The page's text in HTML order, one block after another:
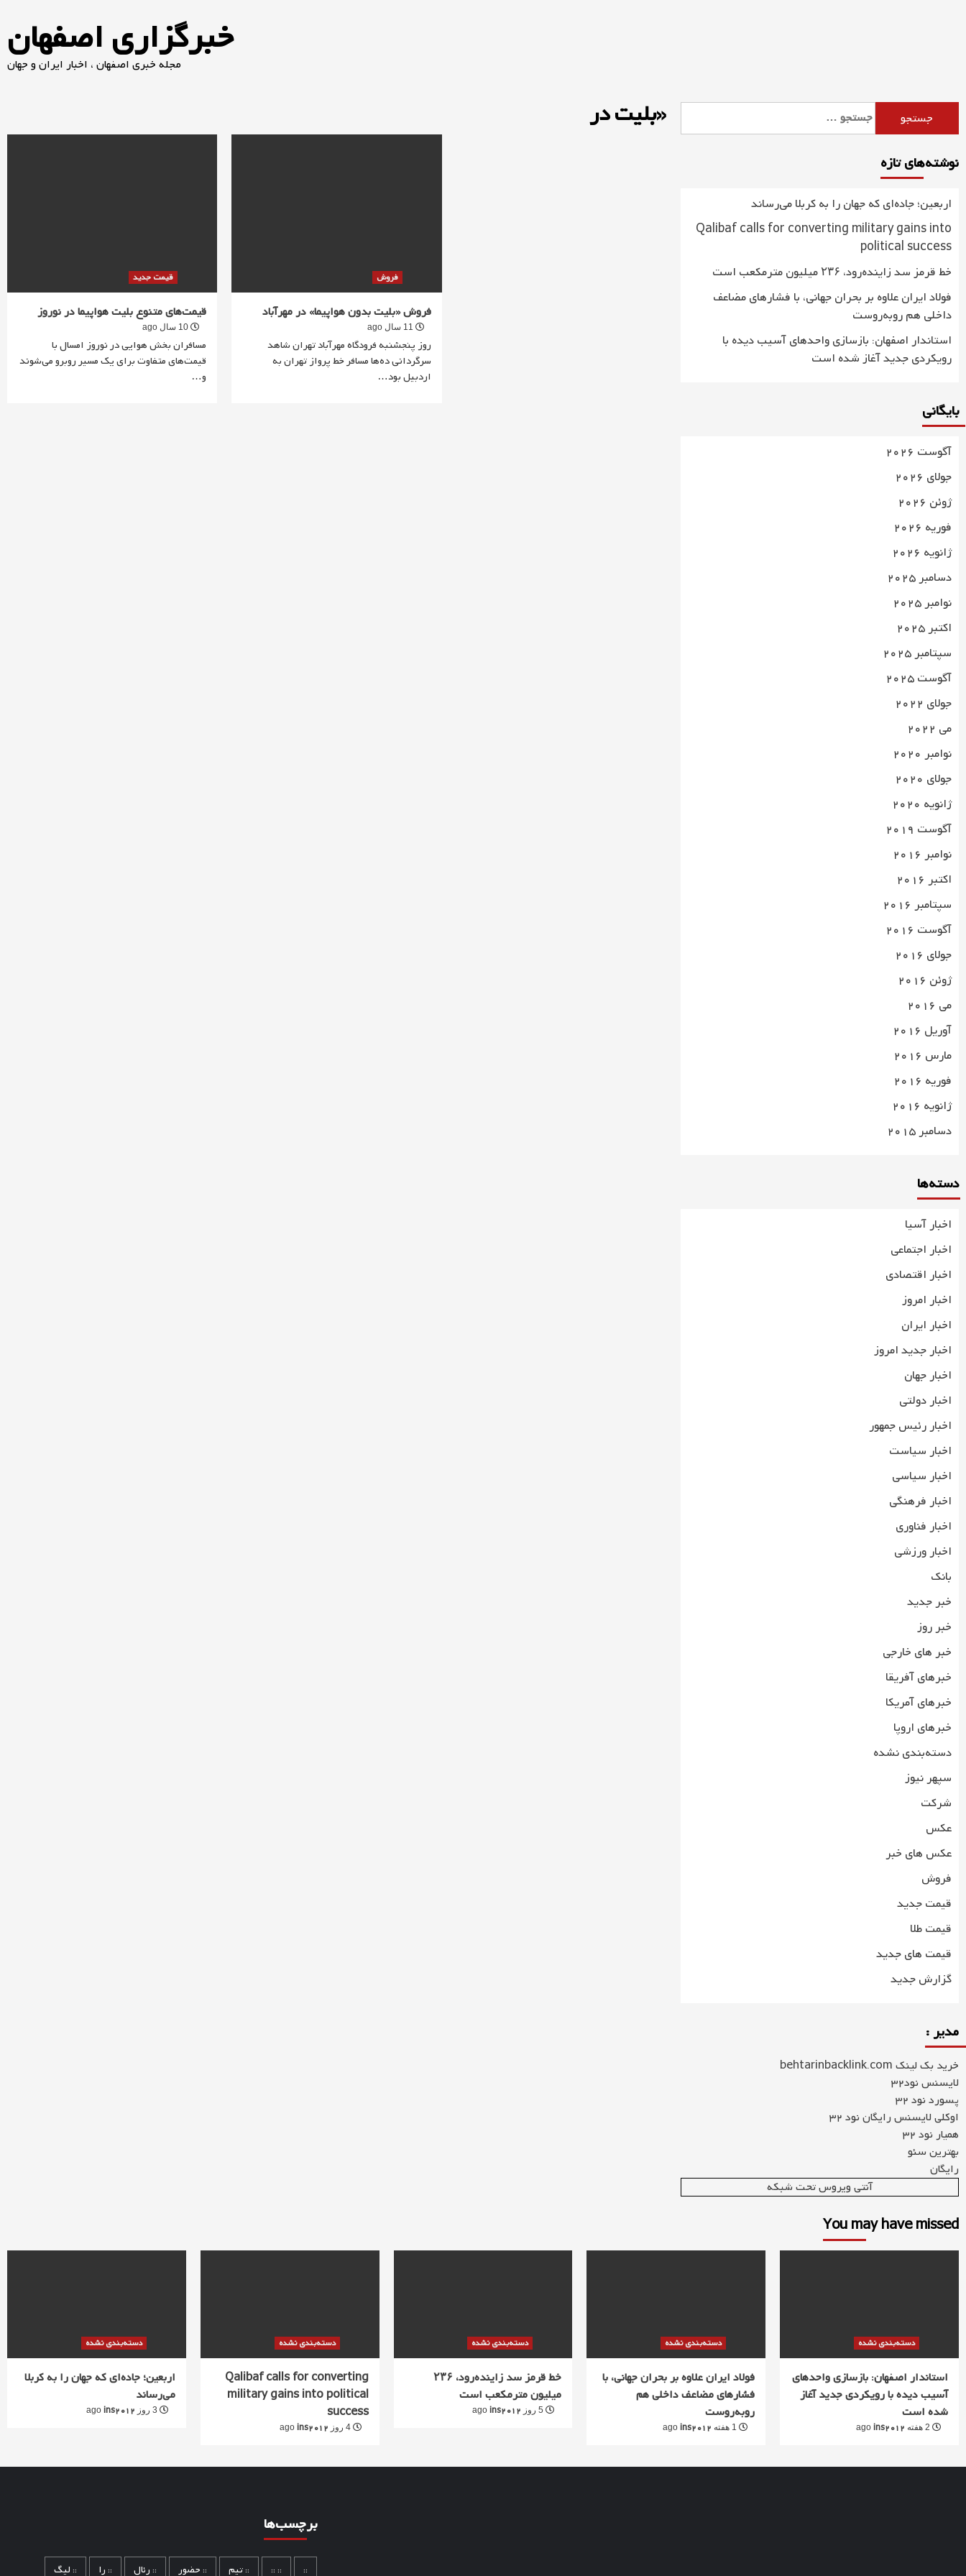
خبرگزاری اصفهان
مجله خبری اصفهان ، اخبار ایران و جهان
«بلیت در
قیمت جدید
قیمت‌های متنوع بلیت هواپیما در نوروز
10 سال ago
مسافران بخش هوایی در نوروز امسال با
قیمت‌های متفاوت برای یک مسیر روبرو می‌شوند
و…
فروش
فروش «بلیت بدون هواپیما» در مهرآباد
روز پنجشنبه فرودگاه مهرآباد تهران شاهد
سرگردانی ده‌ها مسافر خط پرواز تهران به
اردبیل بود…
برای:
نوشته‌های تازه
اربعین؛ جاده‌ای که جهان را به کربلا می‌رساند
Qalibaf calls for converting military gains into
political success
خط قرمز سد زاینده‌رود، ۲۳۶ میلیون مترمکعب است
فولاد ایران علاوه بر بحران جهانی، با فشارهای مضاعف
داخلی هم روبه‌روست
استاندار اصفهان: بازسازی واحدهای آسیب دیده با
رویکردی جدید آغاز شده است
بایگانی
آگوست 2026
جولای 2026
ژوئن 2026
فوریه 2026
ژانویه 2026
دسامبر 2025
نوامبر 2025
اکتبر 2025
سپتامبر 2025
آگوست 2025
جولای 2022
می 2022
نوامبر 2020
جولای 2020
ژانویه 2020
آگوست 2019
نوامبر 2016
اکتبر 2016
سپتامبر 2016
آگوست 2016
جولای 2016
ژوئن 2016
می 2016
آوریل 2016
مارس 2016
فوریه 2016
ژانویه 2016
دسامبر 2015
دسته‌ها
اخبار آسیا
اخبار اجتماعی
اخبار اقتصادی
اخبار امروز
اخبار ایران
اخبار جدید امروز
اخبار جهان
اخبار دولتی
اخبار رئیس جمهور
اخبار سیاست
اخبار سیاسی
اخبار فرهنگی
اخبار فناوری
اخبار ورزشی
بانک
خبر جدید
خبر روز
خبر های خارجی
خبرهای آفریقا
خبرهای آمریکا
خبرهای اروپا
دسته‌بندی نشده
سپهر نیوز
شرکت
عکس
عکس های خبر
فروش
قیمت جدید
قیمت طلا
قیمت های جدید
گزارش جدید
مدیر :
خرید بک لینک behtarinbacklink.com
لایسنس نود32
پسورد نود 32
اوکلی لایسنس رایگان نود 32
همیار نود 32
بهترین سئو
رایگان
آنتی ویروس تحت شبکه
You may have missed
دسته‌بندی نشده
اربعین؛ جاده‌ای که جهان را به کربلا
می‌رساند
ins2012
دسته‌بندی نشده
Qalibaf calls for converting
military gains into political
success
4 روز ago ins2012
دسته‌بندی نشده
خط قرمز سد زاینده‌رود، ۲۳۶
میلیون مترمکعب است
5 روز ago ins2012
دسته‌بندی نشده
فولاد ایران علاوه بر بحران جهانی، با
فشارهای مضاعف داخلی هم
روبه‌روست
1 هفته ago ins2012
دسته‌بندی نشده
استاندار اصفهان: بازسازی واحدهای
آسیب دیده با رویکردی جدید آغاز
شده است
ins2012
برچسب‌ها
::
:: :: :: تیم :: حضور :: رئال :: را :: لیگ